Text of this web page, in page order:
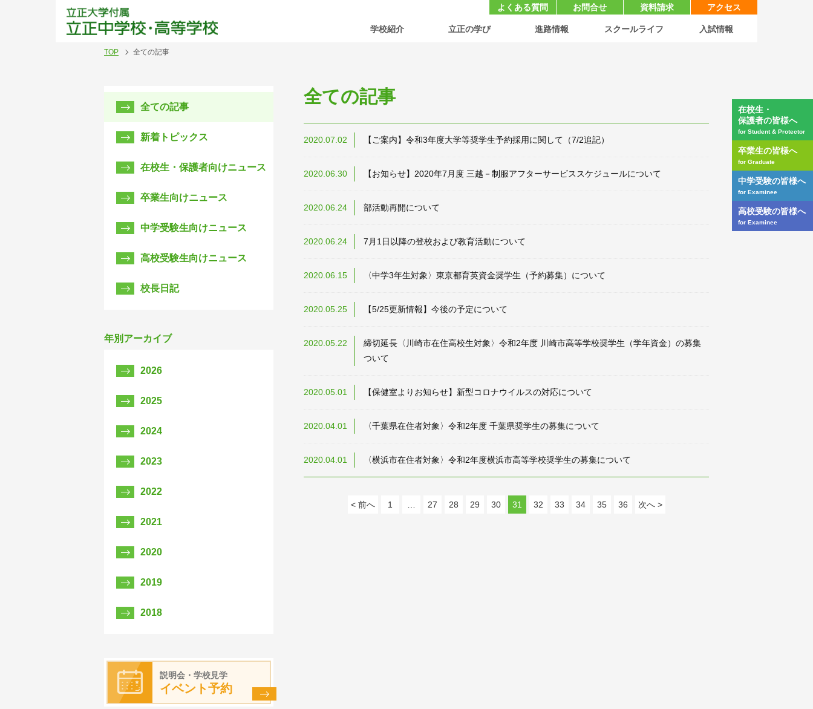
立正大学付属 立正中学校・高等学校
学校紹介 立正の学び 進路情報 スクールライフ 入試情報
よくある質問 お問合せ 資料請求 アクセス
TOP 全ての記事
全ての記事
2020.07.02 【ご案内】令和3年度大学等奨学生予約採用に関して（7/2追記）
2020.06.30 【お知らせ】2020年7月度 三越－制服アフターサービススケジュールについて
2020.06.24 部活動再開について
2020.06.24 7月1日以降の登校および教育活動について
2020.06.15 〈中学3年生対象〉東京都育英資金奨学生（予約募集）について
2020.05.25 【5/25更新情報】今後の予定について
2020.05.22
締切延長〈川崎市在住高校生対象〉令和2年度 川崎市高等学校奨学生（学年資金）の募集
ついて
2020.05.01 【保健室よりお知らせ】新型コロナウイルスの対応について
2020.04.01 〈千葉県在住者対象〉令和2年度 千葉県奨学生の募集について
2020.04.01 〈横浜市在住者対象〉令和2年度横浜市高等学校奨学生の募集について
< 前へ 1 27 28 29 30 31 32 33 34 35 36 次へ >
全ての記事
新着トピックス
在校生・保護者向けニュース
卒業生向けニュース
中学受験生向けニュース
高校受験生向けニュース
校長日記
年別アーカイブ
2026
2025
2024
2023
2022
2021
2020
2019
2018
説明会・学校見学
イベント予約
在校生・
保護者の皆様へ
for Student & Protector
卒業生の皆様へ
for Graduate
中学受験の皆様へ
for Examinee
高校受験の皆様へ
for Examinee